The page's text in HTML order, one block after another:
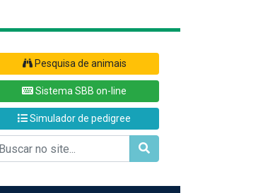
Pesquisa de animais
Sistema SBB on-line
Simulador de pedigree